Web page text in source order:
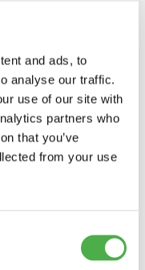
and ads, to
analyse our traffic.
use of our site with
partners who
that you’ve
from your use